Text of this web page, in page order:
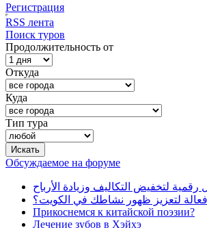
Регистрация
RSS лента
Поиск туров
Продолжительность от
Откуда
Куда
Тип тура
Обсуждаемое на форуме
لتخفيض التكاليف وزيادة الأرباح
لتعزيز ظهور نشاطك في الكويت؟
Прикоснемся к китайской поэзии?
Лечение зубов в Хэйхэ